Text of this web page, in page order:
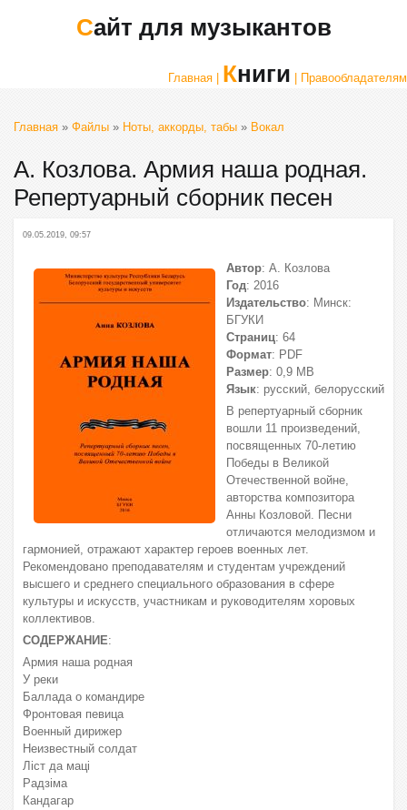
Сайт для музыкантов
Главная | Книги | Правообладателям
Главная » Файлы » Ноты, аккорды, табы » Вокал
А. Козлова. Армия наша родная.
Репертуарный сборник песен
09.05.2019, 09:57
Автор: А. Козлова
Год: 2016
Издательство: Минск:
БГУКИ
Страниц: 64
Формат: PDF
Размер: 0,9 МВ
Язык: русский, белорусский
В репертуарный сборник
вошли 11 произведений,
посвященных 70-летию
Победы в Великой
Отечественной войне,
авторства композитора
Анны Козловой. Песни
отличаются мелодизмом и
гармонией, отражают характер героев военных лет.
Рекомендовано преподавателям и студентам учреждений
высшего и среднего специального образования в сфере
культуры и искусств, участникам и руководителям хоровых
коллективов.
СОДЕРЖАНИЕ:
Армия наша родная
У реки
Баллада о командире
Фронтовая певица
Военный дирижер
Неизвестный солдат
Лiст да мацi
Радзiма
Кандагар